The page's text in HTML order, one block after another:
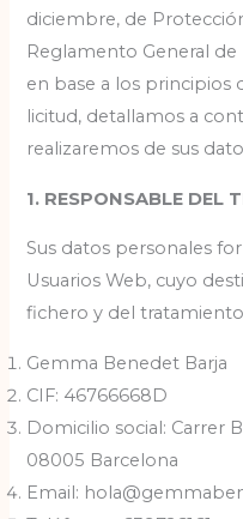
diciembre, de
Reglamento General
en base a los principios
licitud, detallamos a
realizaremos de sus
1. RESPONSABLE DEL
Sus datos personales
Usuarios Web, cuyo
fichero y del
Gemma Benedet Barja
CIF: 46766668D
Domicilio social: Carrer
08005 Barcelona
Email: